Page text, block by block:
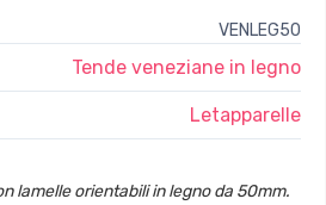
VENLEG50
Tende veneziane in legno
Letapparelle
lamelle orientabili in legno da 50mm.